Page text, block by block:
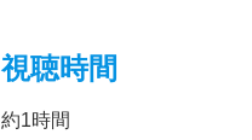
視聴時間
約1時間